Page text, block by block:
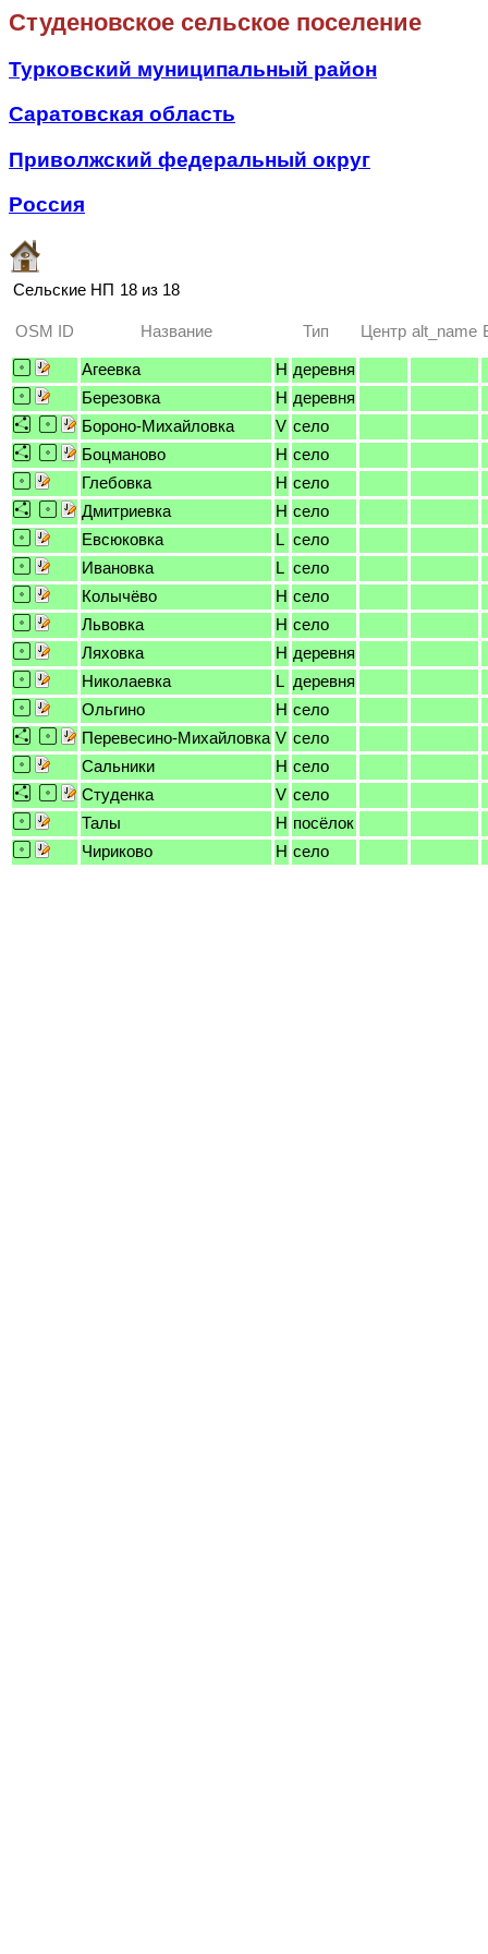
Студеновское сельское поселение
Турковский муниципальный район
Саратовская область
Приволжский федеральный округ
Россия
Сельские НП 18 из 18
OSM ID Название Тип Центр alt_name
Агеевка H деревня
Березовка
H деревня
Бороно-Михайловка
V село
Боцманово
H село
Глебовка
H село
Дмитриевка
H село
Евсюковка
L село
Ивановка
L село
Колычёво
H село
Львовка
H село
Ляховка
H деревня
Николаевка
L деревня
Ольгино
H село
Перевесино-Михайловка V село
Сальники
H село
Студенка
V село
Талы
H посёлок
Чириково
H село